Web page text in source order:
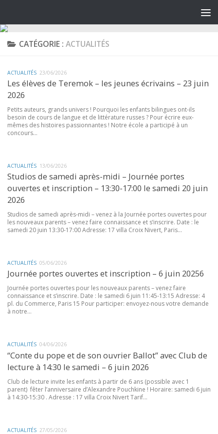
CATÉGORIE : ACTUALITÉS
ACTUALITÉS 23/06/2026
Les élèves de Teremok – les jeunes écrivains – 23 juin
2026
Petits auteurs, grands univers ! Pourquoi les enfants bilingues ont-ils
besoin de cours de langue et de littérature russes ? Pour écrire eux-
mêmes des histoires passionnantes ! Notre école a participé à un
concours...
ACTUALITÉS 13/06/2026
Studios de samedi après-midi – Journée portes
ouvertes et inscription – 13:30-17:00 le samedi 20 juin
2026
Studios de samedi après-midi – venez à la Journée portes ouvertes pour
les nouveaux parents – venez faire connaissance et s’inscrire. Date : le
samedi 20 juin 13:30-17:00 Adresse: 17 villa Croix Nivert, Paris...
ACTUALITÉS 05/06/2026
Journée portes ouvertes et inscription – 6 juin 20256
Journée portes ouvertes pour les nouveaux parents – venez faire
connaissance et s’inscrire. Date : le samedi 6 juin 11:45-13:15 Adresse: 4
pl. du Commerce, Paris 15 Pour participer: envoyez-nous votre demande
à notre...
ACTUALITÉS 04/06/2026
“Conte du pope et de son ouvrier Ballot” avec Club de
lecture à 14:30 le samedi – 6 juin 2026
Club de lecture invite les enfants à partir de 6 ans (possible avec 1
parent) fêter l’anniversaire d’Alexandre Pouchkine ! Horaire: samedi 6 juin
à 14:30-15:30 . Adresse : 17 villa Croix Nivert Tarif...
ACTUALITÉS 27/05/2026